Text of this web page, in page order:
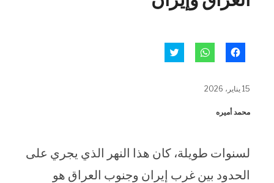
للمشاركة
في
جديدة)
للمشاركة
15 يناير، 2026
محمد أميره
لسنوات طويلة، كان هذا النهر الذي يجري على
الحدود بين غرب إيران وجنوب العراق هو